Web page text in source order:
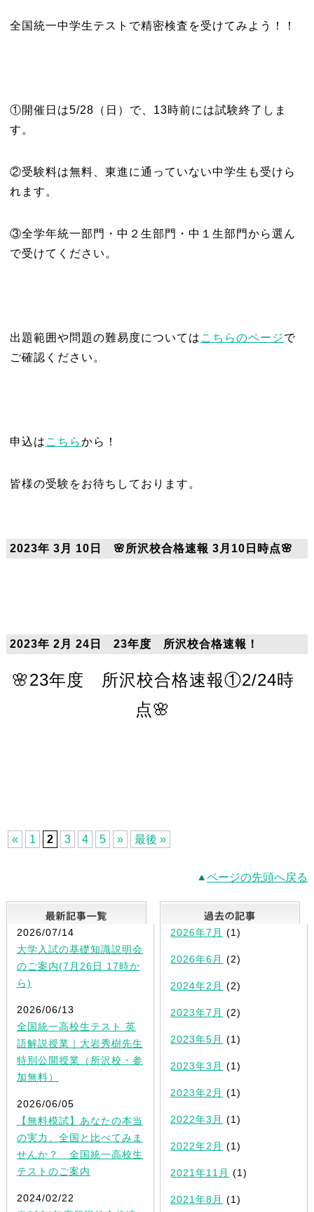
全国統一中学生テストで精密検査を受けてみよう！！
①開催日は5/28（日）で、13時前には試験終了しま
す。
②受験料は無料、東進に通っていない中学生も受けら
れます。
③全学年統一部門・中２生部門・中１生部門から選ん
で受けてください。
出題範囲や問題の難易度については こちらのページで
ご確認ください。
申込は こちらから！
皆様の受験をお待ちしております。
2023年 3月 10日 🌸所沢校合格速報 3月10日時点🌸
2023年 2月 24日 23年度 所沢校合格速報！
🌸23年度 所沢校合格速報①2/24時
点🌸
« 1 2 3 4 5 » 最後 »
ページの先頭へ戻る
最新記事一覧
2026/07/14
大学入試の基礎知識説明会
のご案内(7月26日 17時か
ら)
2026/06/13
全国統一高校生テスト 英
語解説授業｜大岩秀樹先生
特別公開授業（所沢校・参
加無料）
2026/06/05
【無料模試】あなたの本当
の実力、全国と比べてみま
せんか？ 全国統一高校生
テストのご案内
2024/02/22
2026年7月 (1)
2026年6月 (2)
2024年2月 (2)
2023年7月 (2)
2023年5月 (1)
2023年3月 (1)
2023年2月 (1)
2022年3月 (1)
2022年2月 (1)
2021年11月 (1)
2021年8月 (1)